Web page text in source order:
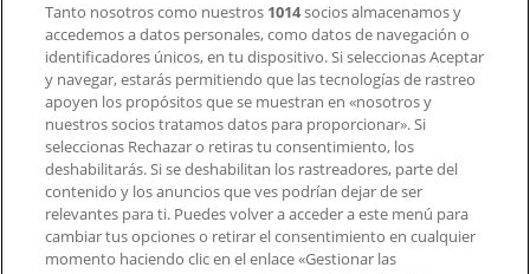
Contacto comercial y de marketing
Tienda mal colocada en el mapa
Notificar un folleto
¿Encontraste un problema en la web o en la
aplicación?
Índices
Tanto nosotros como nuestros 1014socios almacenamos y
accedemos a datos personales, como datos de navegación o
identificadores únicos, en tu dispositivo. Si seleccionas Aceptar
y navegar, estarás permitiendo que las tecnologías de rastreo
apoyen los propósitos que se muestran en «nosotros y
nuestros socios tratamos datos para proporcionar». Si
seleccionas Rechazar o retiras tu consentimiento, los
deshabilitarás. Si se deshabilitan los rastreadores, parte del
contenido y los anuncios que ves podrían dejar de ser
relevantes para ti. Puedes volver a acceder a este menú para
cambiar tus opciones o retirar el consentimiento en cualquier
momento haciendo clic en el enlace «Gestionar las